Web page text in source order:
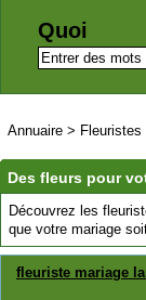
Quoi
Annuaire > Fleuristes
Des fleurs pour
Découvrez les
que votre mariage
fleuriste mariage